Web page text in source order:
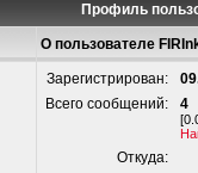
Профиль
О пользователе
Зарегистрирован:
Всего сообщений:
4
Откуда: